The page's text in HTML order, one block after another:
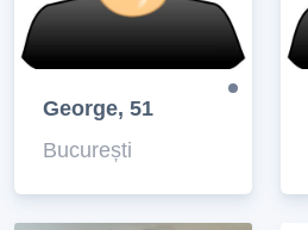
George, 51
București